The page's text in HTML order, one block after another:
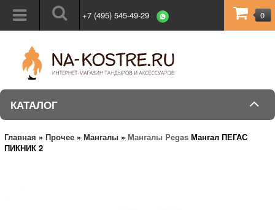
+7 (495) 545-49-29 0
КАТАЛОГ
Главная » Прочее » Мангалы » Мангалы Pegas Мангал ПЕГАС
ПИКНИК 2